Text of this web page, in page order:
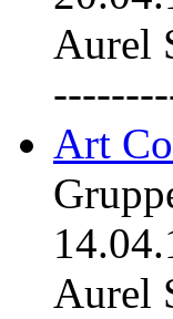
Aurel
Art
Aurel